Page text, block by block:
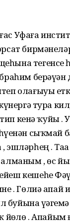
киттем . Бәләкәй генә иҫке өйҙә урынлашҡан Дом бытаға эшкә төштөм . Ауылдың ыбыр сыбыр егеттәре артымдан йөрөп маташһа ла , береһенә лә ҡараманым .Тиҙҙән , армиянан түбәнге оста йәшәүсе Фирғәт ҡайтты . Көнөнә ҡырҡ биш тапҡыр беҙҙең яҡтан үтеүсе һалдатты күрмәмешкә һалыштым . Һалдат кейемен ай буйы сисмәне ул . Фырт ҡына йөрөгән егеткә әхирәттәремдең иҫе китә ине . Тиҙҙән , совхозға тракторист булып эшкә урынлашты . Мине күҙләгәнен бөтә ауыл белеп бөттө .- Фирғәт Нәзирәне ала тей , тигән хәбәр ауылды көнө төнө ураны . Ә минең тракторист Фирғәткә кейәүгә сығырға уйымда ла юҡ ине .Йомош менән Баймаҡҡа килдем дә , автобусҡа һуңланым . Ауыл яғына башҡа автобустар юҡ . Киттем Фәүзиә инәйемдәргә . Йоҡлармын да , иртәнге автобус менән ҡайтырмын тигән уй менән .Апайым эштә ине , больницала медсестра булып эшләй ул . Инәй бер әхирәтенә ҡунаҡҡа китте .Йәйге йылы , матур кис . Сығып урамдағы эскәмйәгә ултырҙым . Урамдан үткән һүткән кешеләрҙе ҡарап , яңғыҙым нисек ваҡыт үткәрергә белмәй аптырап ултырыуым ине . Шул саҡ ҡапыл , ҡаршымда Руслан пәйҙә булды .- О , Нәзирә ! Сәләм , тип шат йылмайған егетте күреп ҡыуанып киттем . Ултыра торғас , Ирәндектә һәйбәт кино килтергәндәр , әйҙә киноға барайыҡ , тип мине саҡырҙы ул . Икәүләп киноға киттек . Мин хатта ул киноның нимә тураһында икәнен дә аңлай алманым . Йөрәгем дарһылдап тибә , башым әйләнә ине . Ҡолағымда Гөлиә апайымдың уҫал тауышы яңғырап китә , буйың етмәгәнгә үрелмә ! Ысын хәлме был , әллә мин һаташаммы ? Буй етмәҫлек егет мине киноға саҡырҙы . Берсә яндым , берсә туңдым .Кинонан һуң , тура ҡайтмай бик оҙаҡ урам буйлап йөрөнөк әле . Русландың теле телгә йоҡмай , эй хәбәр һөйләй , мин уға йылмайып ҡарайым , ни һөйләгәнен дә аңламайым .Килә торғас , ул миңә туҡтап торорға ҡушты ла , ҡаршылағы өйҙөң баҡсаһына һикереп төштө .- Нимә